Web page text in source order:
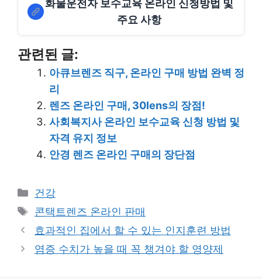
화물운전자 보수교육 온라인 신청방법 및
주요 사항
관련된 글:
아큐브렌즈 직구, 온라인 구매 방법 완벽 정
리
렌즈 온라인 구매, 30lens의 장점!
사회복지사 온라인 보수교육 신청 방법 및
자격 유지 정보
안경 렌즈 온라인 구매의 장단점
Categories
건강
Tags
콘택트렌즈 온라인 판매
효과적인 집에서 할 수 있는 인지훈련 방법
염증 수치가 높을 때 꼭 챙겨야 할 영양제